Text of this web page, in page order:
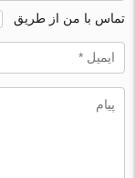
تماس با من از طریق